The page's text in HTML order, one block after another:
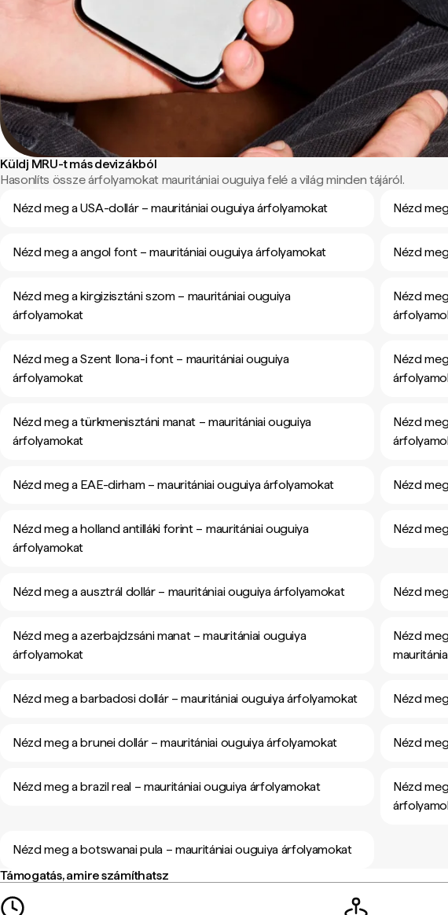
Küldj MRU-t más devizákból
Hasonlíts össze árfolyamokat mauritániai ouguiya felé a világ minden tájáról.
Nézd meg a USA-dollár – mauritániai ouguiya árfolyamokat
Nézd
Nézd meg a angol font – mauritániai ouguiya árfolyamokat Nézd
Nézd meg a kirgizisztáni szom – mauritániai ouguiya
árfolyamokat
Nézd
Nézd meg a Szent Ilona-i font – mauritániai ouguiya
árfolyamokat
Nézd
Nézd meg a türkmenisztáni manat – mauritániai ouguiya
árfolyamokat
Nézd
Nézd meg a EAE-dirham – mauritániai ouguiya árfolyamokat Nézd
Nézd meg a holland antilláki forint – mauritániai ouguiya
árfolyamokat
Nézd
Nézd meg a ausztrál dollár – mauritániai ouguiya árfolyamokat Nézd
Nézd meg a azerbajdzsáni manat – mauritániai ouguiya
árfolyamokat
Nézd
Nézd meg a barbadosi dollár – mauritániai ouguiya árfolyamokat Nézd
Nézd meg a brunei dollár – mauritániai ouguiya árfolyamokat Nézd
Nézd meg a brazil real – mauritániai ouguiya árfolyamokat
Nézd
Nézd meg a botswanai pula – mauritániai ouguiya árfolyamokat
Támogatás, amire számíthatsz